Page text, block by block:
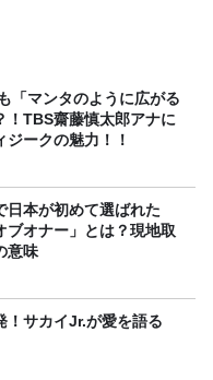
「マンタのように広がる
！TBS齋藤慎太郎アナに
ジークの魅力！！
日本が初めて選ばれた
ブオナー」とは？現地取
意味
！サカイJr.が愛を語る